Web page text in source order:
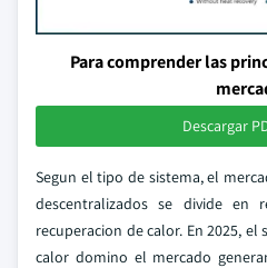
Para comprender las
Descargar
Segun el tipo de sistema, el
descentralizados se divide en
recuperacion de calor. En 2025,
calor domino el mercado